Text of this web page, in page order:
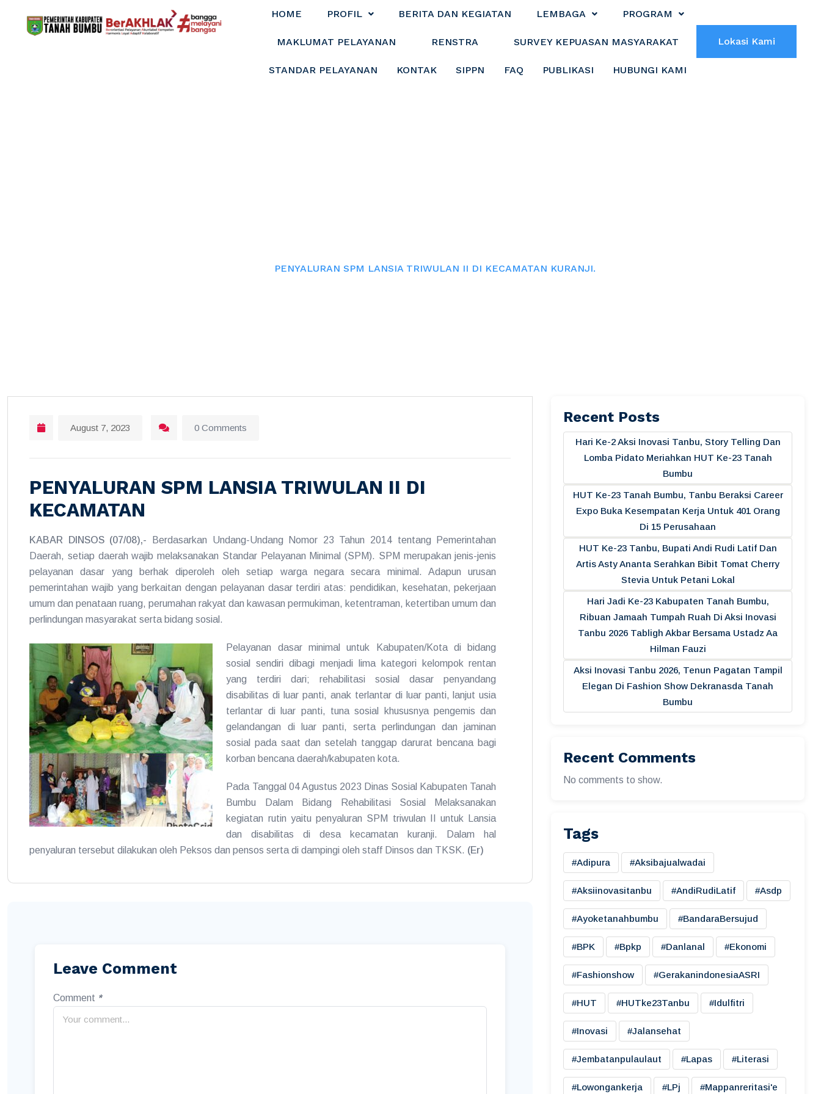
HOME PROFIL BERITA DAN KEGIATAN LEMBAGA PROGRAM
MAKLUMAT PELAYANAN RENSTRA SURVEY KEPUASAN MASYARAKAT
STANDAR PELAYANAN KONTAK SIPPN FAQ PUBLIKASI HUBUNGI KAMI
Lokasi Kami
PENYALURAN SPM LANSIA TRIWULAN II DI KECAMATAN KURANJI.
August 7, 2023 0 Comments
PENYALURAN SPM LANSIA TRIWULAN II DI
KECAMATAN
KABAR DINSOS (07/08),-
Berdasarkan Undang-Undang Nomor 23 Tahun 2014 tentang Pemerintahan
Daerah, setiap daerah wajib melaksanakan Standar Pelayanan Minimal (SPM). SPM merupakan jenis-jenis
pelayanan dasar yang berhak diperoleh oleh setiap warga negara secara minimal. Adapun urusan
pemerintahan wajib yang berkaitan dengan pelayanan dasar terdiri atas: pendidikan, kesehatan, pekerjaan
umum dan penataan ruang, perumahan rakyat dan kawasan permukiman, ketentraman, ketertiban umum dan
perlindungan masyarakat serta bidang sosial.
Pelayanan dasar minimal untuk Kabupaten/Kota di bidang
sosial sendiri dibagi menjadi lima kategori kelompok rentan
yang terdiri dari; rehabilitasi sosial dasar penyandang
disabilitas di luar panti, anak terlantar di luar panti, lanjut usia
terlantar di luar panti, tuna sosial khususnya pengemis dan
gelandangan di luar panti, serta perlindungan dan jaminan
sosial pada saat dan setelah tanggap darurat bencana bagi
korban bencana daerah/kabupaten kota.
Pada Tanggal 04 Agustus 2023 Dinas Sosial Kabupaten Tanah
Bumbu Dalam Bidang Rehabilitasi Sosial Melaksanakan
kegiatan rutin yaitu penyaluran SPM triwulan II untuk Lansia
dan disabilitas di desa kecamatan kuranji. Dalam hal
penyaluran tersebut dilakukan oleh Peksos dan pensos serta di dampingi oleh staff Dinsos dan TKSK. (Er)
Leave Comment
Comment *
Recent Posts
Hari Ke-2 Aksi Inovasi Tanbu, Story Telling Dan
Lomba Pidato Meriahkan HUT Ke-23 Tanah
Bumbu
HUT Ke-23 Tanah Bumbu, Tanbu Beraksi Career
Expo Buka Kesempatan Kerja Untuk 401 Orang
Di 15 Perusahaan
HUT Ke-23 Tanbu, Bupati Andi Rudi Latif Dan
Artis Asty Ananta Serahkan Bibit Tomat Cherry
Stevia Untuk Petani Lokal
Hari Jadi Ke-23 Kabupaten Tanah Bumbu,
Ribuan Jamaah Tumpah Ruah Di Aksi Inovasi
Tanbu 2026 Tabligh Akbar Bersama Ustadz Aa
Hilman Fauzi
Aksi Inovasi Tanbu 2026, Tenun Pagatan Tampil
Elegan Di Fashion Show Dekranasda Tanah
Bumbu
Recent Comments
No comments to show.
Tags
#adipura #aksibajualwadai
#aksiinovasitanbu #AndiRudiLatif #asdp
#ayoketanahbumbu #BandaraBersujud
#BPK #bpkp #danlanal #ekonomi
#fashionshow #gerakanindonesiaASRI
#HUT #HUTke23Tanbu #idulfitri
#inovasi #jalansehat
#jembatanpulaulaut #lapas #literasi
#lowongankerja #LPj #mappanreritasi'e